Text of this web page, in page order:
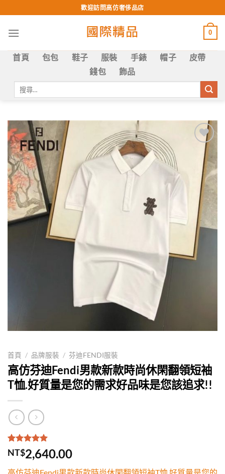
to
content
歡迎訪問高仿奢侈品店
0
首頁 包包 鞋子 服裝 手錶 帽子
皮帶
錢包
飾品
Add to
wishlist
首頁 / 品牌服裝 / 芬迪FENDI服裝
高仿芬迪Fendi男款新款時尚休閑翻領短袖
T恤.好質量是您的需求好品味是您該追求!!
評分5.00 /
5，已有
1
位
NT$2,640.00
高仿芬迪Fendi男款新款時尚休閑翻領短袖T恤.好質量是您的